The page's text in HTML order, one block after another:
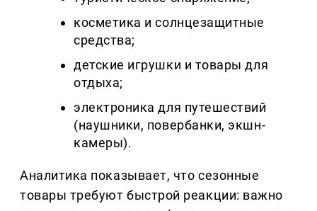
косметика и солнцезащитные
средства;
детские игрушки и товары для
отдыха;
электроника для путешествий
(наушники, повербанки, экшн-
камеры).
Аналитика показывает, что сезонные
товары требуют быстрой реакции: важно